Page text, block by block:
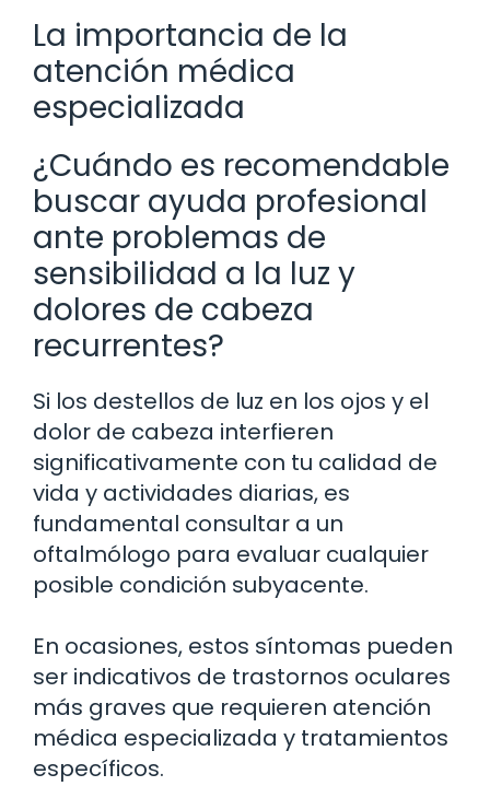
La importancia de la
atención médica
especializada
¿Cuándo es recomendable
buscar ayuda profesional
ante problemas de
sensibilidad a la luz y
dolores de cabeza
recurrentes?
Si los destellos de luz en los ojos y el
dolor de cabeza interfieren
significativamente con tu calidad de
vida y actividades diarias, es
fundamental consultar a un
oftalmólogo para evaluar cualquier
posible condición subyacente.
En ocasiones, estos síntomas pueden
ser indicativos de trastornos oculares
más graves que requieren atención
médica especializada y tratamientos
específicos.